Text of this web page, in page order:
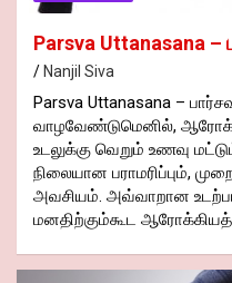
Parsva Uttanasana
Nanjil Siva
Parsva Uttanasana –
வாழவேண்டுமெனில்,
உடலுக்கு வெறும் உணவு
நிலையான பராமரிப்பும்,
அவசியம். அவ்வாறான
மனதிற்கும்கூட